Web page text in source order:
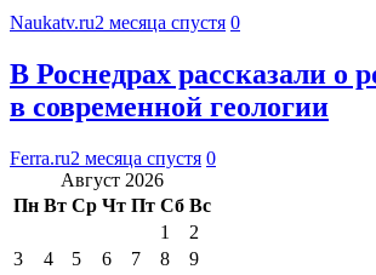
Naukatv.ru2 месяца спустя 0
В Роснедрах рассказали о
в современной геологии
Ferra.ru2 месяца спустя 0
Август 2026
Пн Вт Ср Чт Пт Сб Вс
1
2
3
4 5 6 7 8
9